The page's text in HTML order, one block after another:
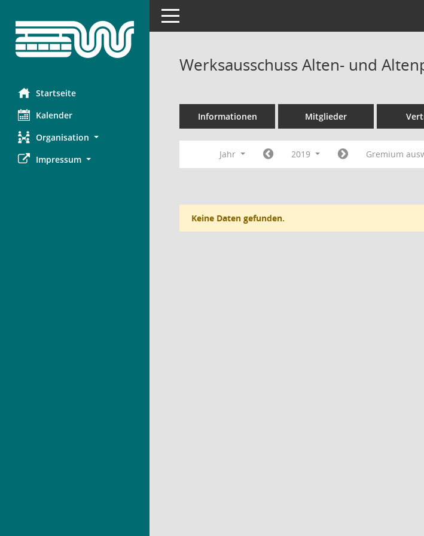
Startseite
Kalender
Organisation
Impressum
Toggle navigation
Werksausschuss Alten- und
Informationen Mitglieder
Jahr 2019 Gremium
Keine Daten gefunden.